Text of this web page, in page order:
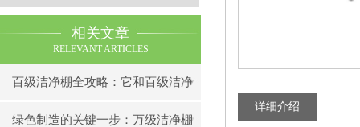
相关文章
RELEVANT ARTICLES
百级洁净棚全攻略：它和百级洁净
室到底有什么区别？
绿色制造的关键一步：万级洁净棚
详细介绍